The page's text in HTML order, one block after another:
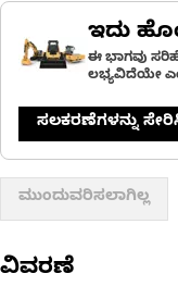
ಇದು
ಈ ಭಾಗವು
ಲಭ್ಯವಿದೆಯೇ
ಸಲಕರಣೆಗಳನ್ನು
ಮುಂದುವರಿಸಲಾಗಿಲ್ಲ
ವಿವರಣೆ